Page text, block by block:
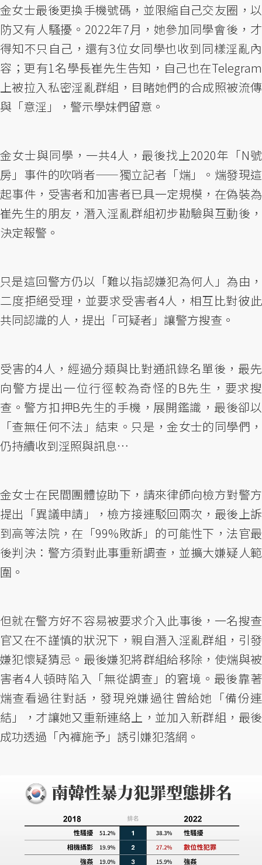
金女士最後更換手機號碼，並限縮自己交友圈，以
防又有人騷擾。2022年7月，她參加同學會後，才
得知不只自己，還有3位女同學也收到同樣淫亂內
容；更有1名學長崔先生告知，自己也在Telegram
上被拉入私密淫亂群組，目睹她們的合成照被流傳
與「意淫」，警示學妹們留意。
金女士與同學，一共4人，最後找上2020年「N號
房」事件的吹哨者——獨立記者「煓」。煓發現這
起事件，受害者和加害者已具一定規模，在偽裝為
崔先生的朋友，潛入淫亂群組初步勘驗與互動後，
決定報警。
只是這回警方仍以「難以指認嫌犯為何人」為由，
二度拒絕受理，並要求受害者4人，相互比對彼此
共同認識的人，提出「可疑者」讓警方搜查。
受害的4人，經過分類與比對通訊錄名單後，最先
向警方提出一位行徑較為奇怪的B先生，要求搜
查。警方扣押B先生的手機，展開鑑識，最後卻以
「查無任何不法」結束。只是，金女士的同學們，
仍持續收到淫照與訊息…
金女士在民間團體協助下，請來律師向檢方對警方
提出「異議申請」，檢方接連駁回兩次，最後上訴
到高等法院，在「99%敗訴」的可能性下，法官最
後判決：警方須對此事重新調查，並擴大嫌疑人範
圍。
但就在警方好不容易被要求介入此事後，一名搜查
官又在不謹慎的狀況下，親自潛入淫亂群組，引發
嫌犯懷疑猜忌。最後嫌犯將群組給移除，使煓與被
害者4人頓時陷入「無從調查」的窘境。最後靠著
煓查看過往對話，發現兇嫌過往曾給她「備份連
結」，才讓她又重新連絡上，並加入新群組，最後
成功透過「內褲施予」誘引嫌犯落網。